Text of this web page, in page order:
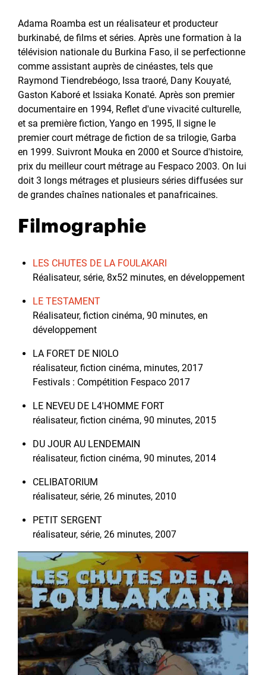
Adama Roamba est un réalisateur et producteur
burkinabé, de films et séries. Après une formation à la
télévision nationale du Burkina Faso, il se perfectionne
comme assistant auprès de cinéastes, tels que
Raymond Tiendrebéogo, Issa traoré, Dany Kouyaté,
Gaston Kaboré et Issiaka Konaté. Après son premier
documentaire en 1994, Reflet d'une vivacité culturelle,
et sa première fiction, Yango en 1995, Il signe le
premier court métrage de fiction de sa trilogie, Garba
en 1999. Suivront Mouka en 2000 et Source d'histoire,
prix du meilleur court métrage au Fespaco 2003. On lui
doit 3 longs métrages et plusieurs séries diffusées sur
de grandes chaînes nationales et panafricaines.
Filmographie
LES CHUTES DE LA FOULAKARI
Réalisateur, série, 8x52 minutes, en développement
LE TESTAMENT
Réalisateur, fiction cinéma, 90 minutes, en
développement
LA FORET DE NIOLO
réalisateur, fiction cinéma, minutes, 2017
Festivals : Compétition Fespaco 2017
LE NEVEU DE L4'HOMME FORT
réalisateur, fiction cinéma, 90 minutes, 2015
DU JOUR AU LENDEMAIN
réalisateur, fiction cinéma, 90 minutes, 2014
CELIBATORIUM
réalisateur, série, 26 minutes, 2010
PETIT SERGENT
réalisateur, série, 26 minutes, 2007